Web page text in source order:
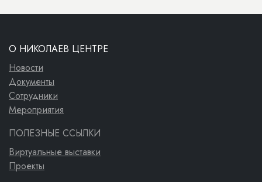
О НИКОЛАЕВ ЦЕНТРЕ
Новости
Документы
Сотрудники
Мероприятия
ПОЛЕЗНЫЕ ССЫЛКИ
Виртуальные выставки
Проекты